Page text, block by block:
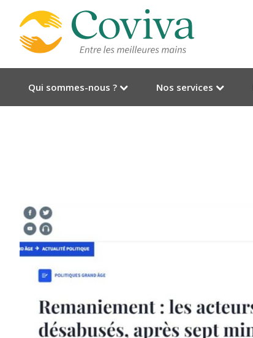
Qui sommes-nous ? Nos services